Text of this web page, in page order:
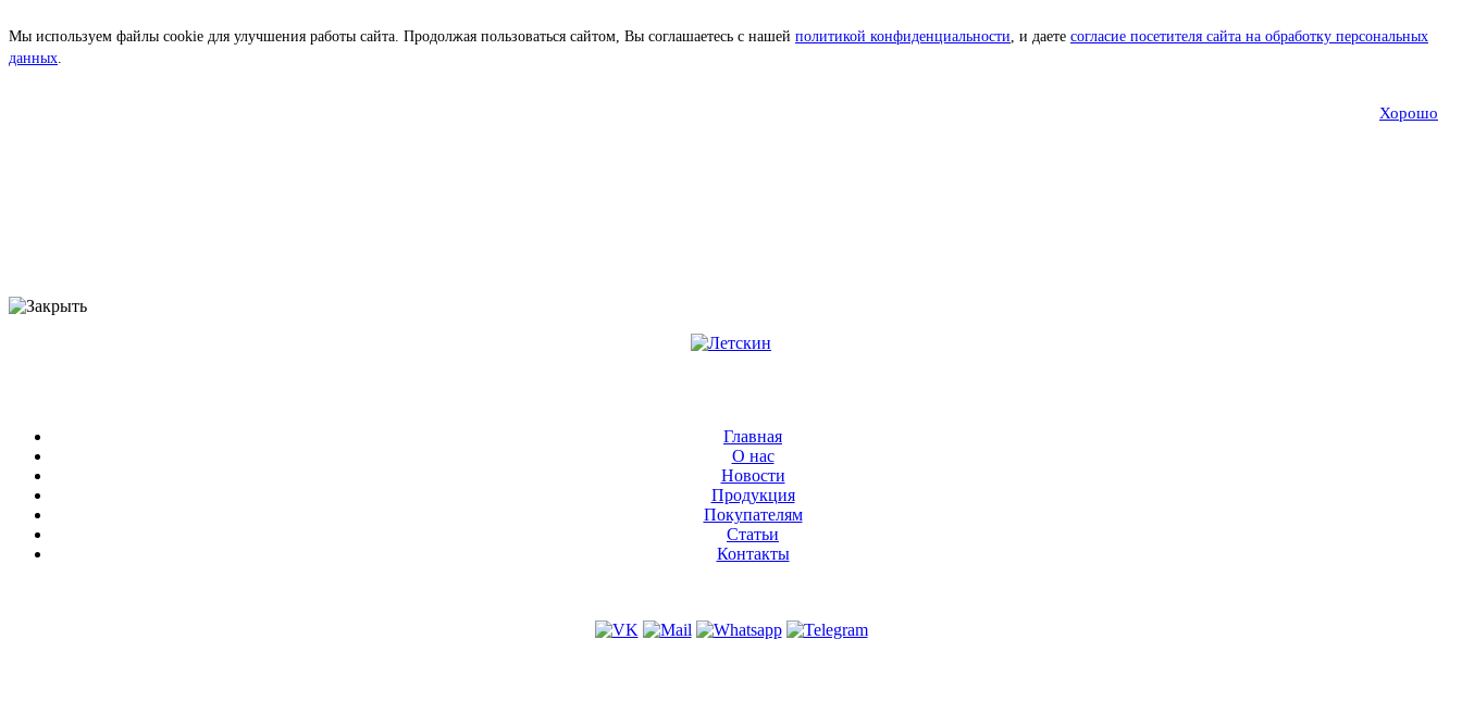
Мы используем файлы cookie для улучшения работы сайта. Продолжая пользоваться сайтом, Вы соглашаетесь с нашей политикой конфиденциальности, и даете согласие посетителя сайта на обработку персональных
данных.
Хорошо
Главная
О нас
Новости
Продукция
Покупателям
Статьи
Контакты